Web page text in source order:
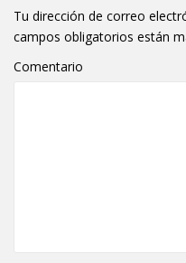
Tu dirección de correo
campos obligatorios están
Comentario